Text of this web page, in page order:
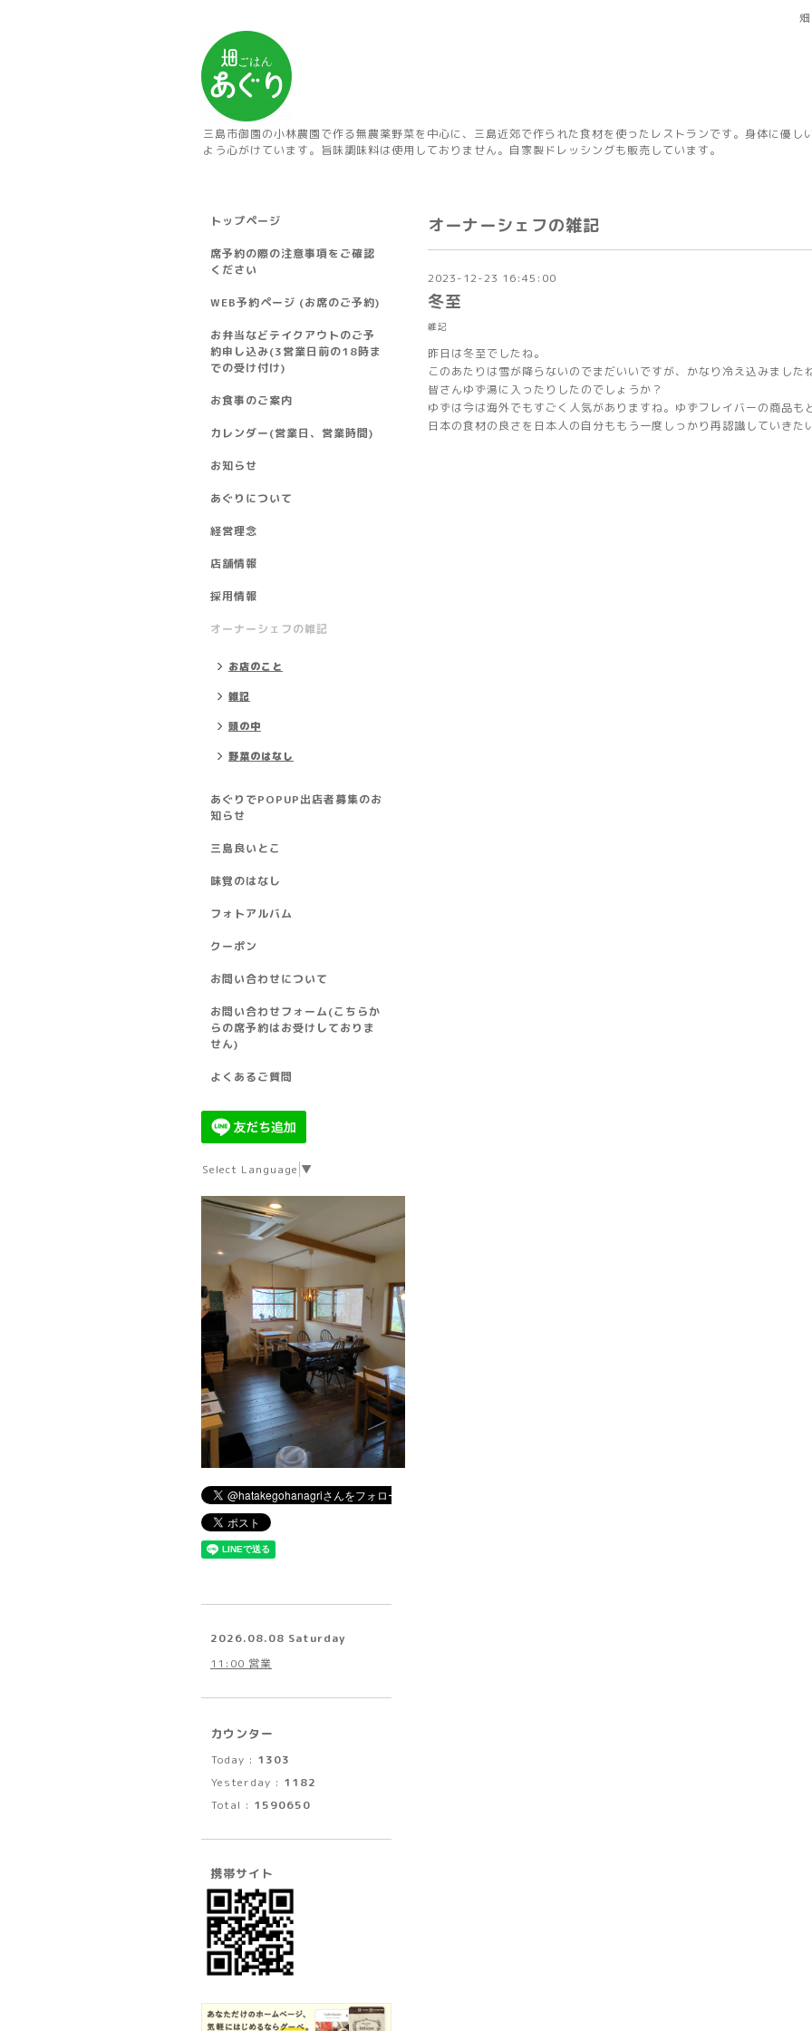
三島市御園の小林農園で作る無農薬野菜を中心に、三島近郊で作られた食材を使ったレストランです。身体に優し
よう心がけています。旨味調味料は使用しておりません。自家製ドレッシングも販売しています。
オーナーシェフの雑記
2023-12-23 16:45:00
冬至
雑記
昨日は冬至でしたね。
このあたりは雪が降らないのでまだいいですが、かなり冷え込みました
皆さんゆず湯に入ったりしたのでしょうか？
ゆずは今は海外でもすごく人気がありますね。ゆずフレイバーの商品も
日本の食材の良さを日本人の自分ももう一度しっかり再認識していきた
トップページ
席予約の際の注意事項をご確認
ください
WEB予約ページ (お席のご予約)
お弁当などテイクアウトのご予
約申し込み(3営業日前の18時ま
での受け付け)
お食事のご案内
カレンダー(営業日、営業時間)
お知らせ
あぐりについて
経営理念
店舗情報
採用情報
オーナーシェフの雑記
お店のこと
雑記
頭の中
野菜のはなし
あぐりでPOPUP出店者募集のお
知らせ
三島良いとこ
味覚のはなし
フォトアルバム
クーポン
お問い合わせについて
お問い合わせフォーム(こちらか
らの席予約はお受けしておりま
せん)
よくあるご質問
Select Language ▼
2026.08.08 Saturday
11:00 営業
カウンター
Today : 1303
Yesterday : 1182
Total : 1590650
携帯サイト